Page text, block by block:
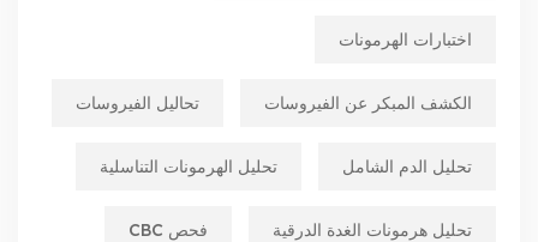
اختبارات الهرمونات
الكشف المبكر عن الفيروسات تحاليل الفيروسات
تحليل الدم الشامل تحليل الهرمونات التناسلية
تحليل هرمونات الغدة الدرقية فحص CBC